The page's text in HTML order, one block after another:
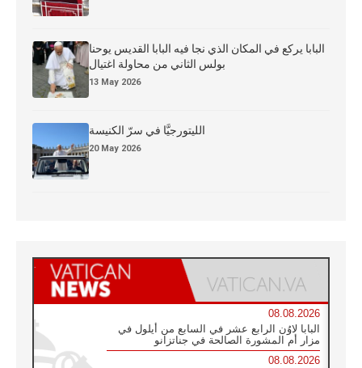
البابا يركع في المكان الذي نجا فيه البابا القديس يوحنا
بولس الثاني من محاولة اغتيال
13 May 2026
الليتورجيَّا في سرّ الكنيسة
20 May 2026
08.08.2026
البابا لاوُن الرابع عشر في السابع من أيلول في
مزار أم المشورة الصالحة في جناتزانو
08.08.2026